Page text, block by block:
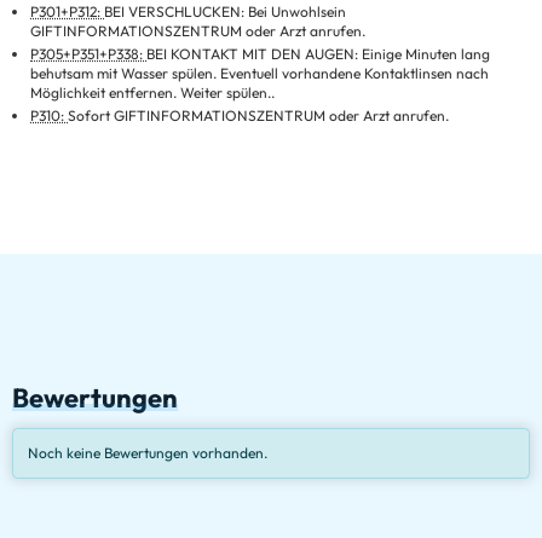
P301+P312: BEI VERSCHLUCKEN: Bei Unwohlsein
GIFTINFORMATIONSZENTRUM oder Arzt anrufen.
P305+P351+P338: BEI KONTAKT MIT DEN AUGEN: Einige Minuten lang
behutsam mit Wasser spülen. Eventuell vorhandene Kontaktlinsen nach
Möglichkeit entfernen. Weiter spülen..
P310: Sofort GIFTINFORMATIONSZENTRUM oder Arzt anrufen.
Bewertungen
Noch keine Bewertungen vorhanden.